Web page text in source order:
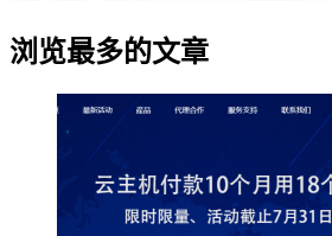
浏览最多的文章